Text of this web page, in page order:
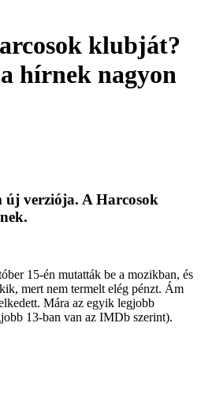
klubját?
hírnek nagyon
verziója. A Harcosok
15-én mutatták be a mozikban, és
mert nem termelt elég pénzt. Ám
Mára az egyik legjobb
13-ban van az IMDb szerint).